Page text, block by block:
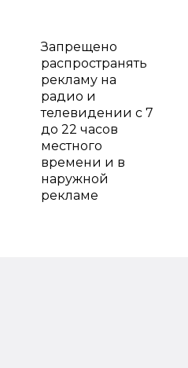
Запрещено
распространять
рекламу на
радио и
телевидении с 7
до 22 часов
местного
времени и в
наружной
рекламе